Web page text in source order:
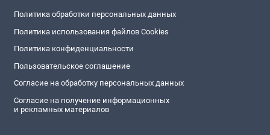
Политика обработки персональных данных
Политика использования файлов Cookies
Политика конфиденциальности
Пользовательское соглашение
Согласие на обработку персональных данных
Согласие на получение информационных
и рекламных материалов